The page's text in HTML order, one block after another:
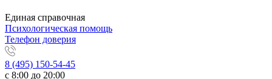
Единая справочная
Психологическая помощь
Телефон доверия
8 (495) 150-54-45
с 8:00 до 20:00